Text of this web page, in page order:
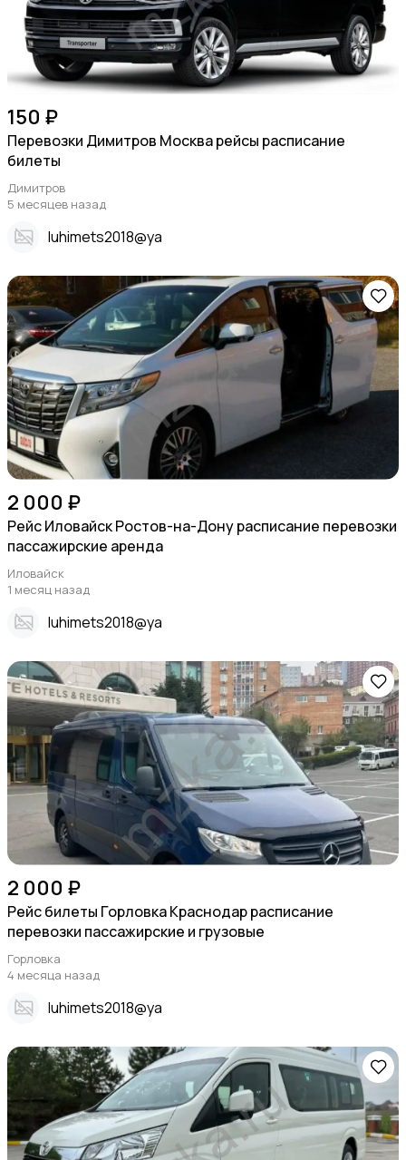
150 ₽
Перевозки Димитров Москва рейсы расписание
билеты
Димитров
5 месяцев назад
Iuhimets2018@ya
2 000 ₽
Рейс Иловайск Ростов-на-Дону расписание перевозки
пассажирские аренда
Иловайск
1 месяц назад
Iuhimets2018@ya
2 000 ₽
Рейс билеты Горловка Краснодар расписание
перевозки пассажирские и грузовые
Горловка
4 месяца назад
Iuhimets2018@ya